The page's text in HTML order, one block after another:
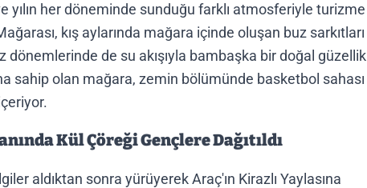
yılın her döneminde sunduğu farklı atmosferiyle turizme
kış aylarında mağara içinde oluşan buz sarkıtları
de su akışıyla bambaşka bir doğal güzellik
sahip olan mağara, zemin bölümünde basketbol sahası
Kül Çöreği Gençlere Dağıtıldı
aldıktan sonra yürüyerek Araç'ın Kirazlı Yaylasına